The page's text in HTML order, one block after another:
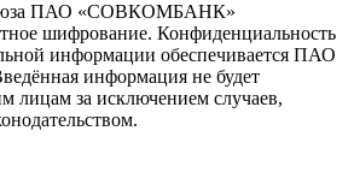
ПАО «СОВКОМБАНК»
шифрование. Конфиденциальность
информации обеспечивается ПАО
информация не будет
лицам за исключением случаев,